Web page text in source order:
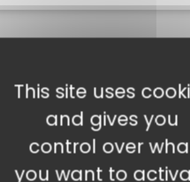
This site uses
and gives you
control over
you want to